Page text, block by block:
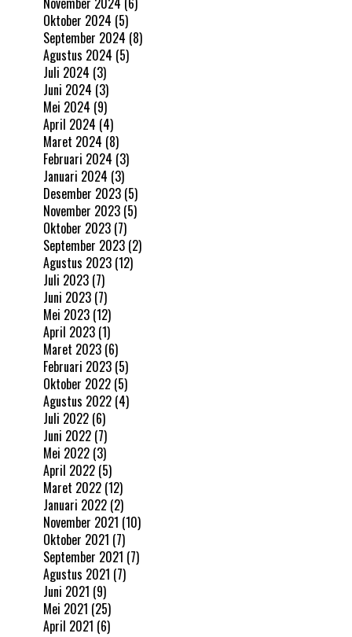
Oktober 2024 (5)
September 2024 (8)
Agustus 2024 (5)
Juli 2024 (3)
Juni 2024 (3)
Mei 2024 (9)
April 2024 (4)
Maret 2024 (8)
Februari 2024 (3)
Januari 2024 (3)
Desember 2023 (5)
November 2023 (5)
Oktober 2023 (7)
September 2023 (2)
Agustus 2023 (12)
Juli 2023 (7)
Juni 2023 (7)
Mei 2023 (12)
April 2023 (1)
Maret 2023 (6)
Februari 2023 (5)
Oktober 2022 (5)
Agustus 2022 (4)
Juli 2022 (6)
Juni 2022 (7)
Mei 2022 (3)
April 2022 (5)
Maret 2022 (12)
Januari 2022 (2)
November 2021 (10)
Oktober 2021 (7)
September 2021 (7)
Agustus 2021 (7)
Juni 2021 (9)
Mei 2021 (25)
April 2021 (6)